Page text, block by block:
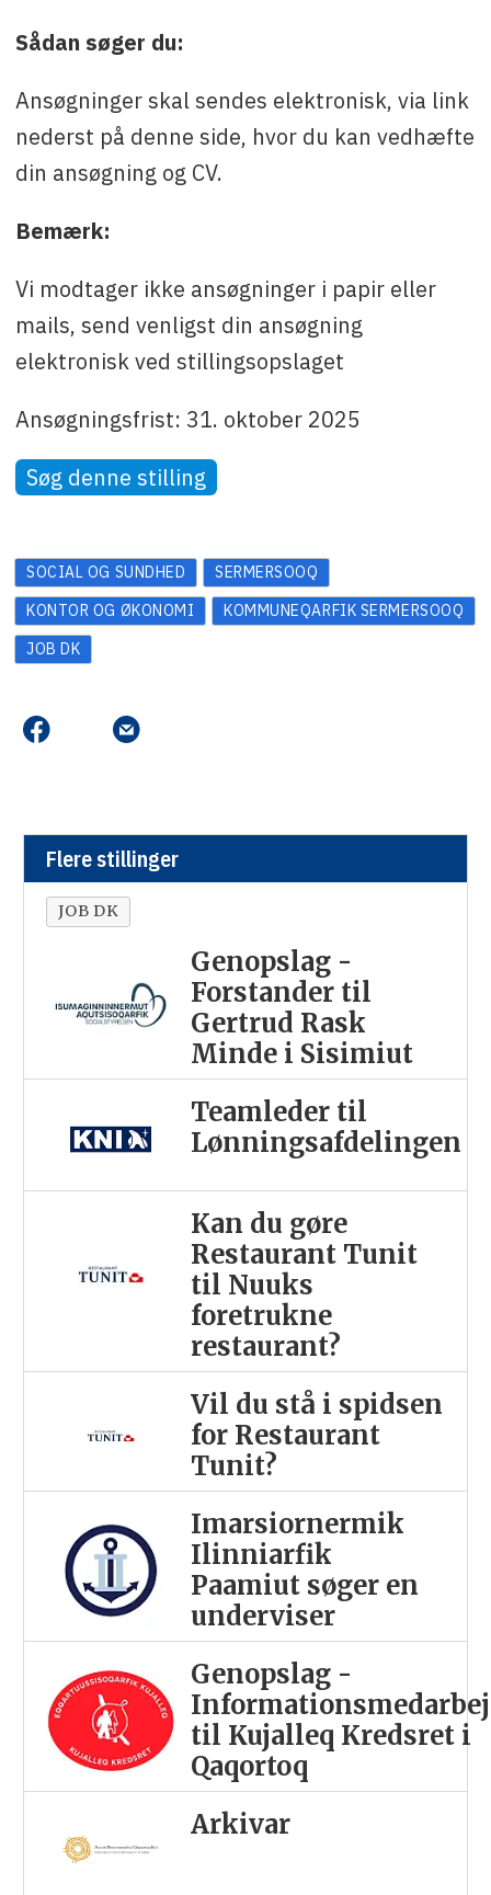
Sådan søger du:
Ansøgninger skal sendes elektronisk, via link
nederst på denne side, hvor du kan vedhæfte
din ansøgning og CV.
Bemærk:
Vi modtager ikke ansøgninger i papir eller
mails, send venligst din ansøgning
elektronisk ved stillingsopslaget
Ansøgningsfrist: 31. oktober 2025
Søg denne stilling
SOCIAL OG SUNDHED
SERMERSOOQ
KONTOR OG ØKONOMI
KOMMUNEQARFIK SERMERSOOQ
JOB DK
Flere stillinger
JOB DK
Genopslag -
Forstander til
Gertrud Rask
Minde i Sisimiut
Teamleder til
Lønningsafdelingen
Kan du gøre
Restaurant Tunit
til Nuuks
foretrukne
restaurant?
Vil du stå i spidsen
for Restaurant
Tunit?
Imarsiornermik
Ilinniarfik
Paamiut søger en
underviser
Genopslag -
til Kujalleq Kredsret i
Qaqortoq
Arkivar